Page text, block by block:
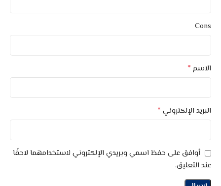
Cons
الاسم *
البريد الإلكتروني *
أوافق على حفظ اسمي وبريدي الإلكتروني لاستخدامهما لاحقًا
عند التعليق.